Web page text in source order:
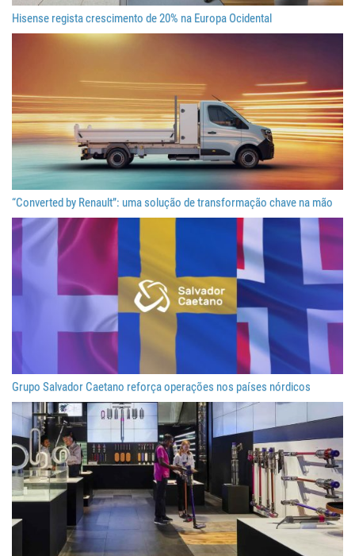
Hisense regista crescimento de 20% na Europa Ocidental
“Converted by Renault”: uma solução de transformação chave na mão
Grupo Salvador Caetano reforça operações nos países nórdicos